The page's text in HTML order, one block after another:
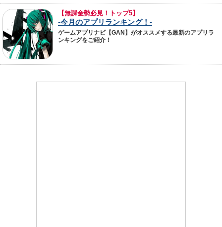
【無課金勢必見！トップ5】
-今月のアプリランキング！-
ゲームアプリナビ【GAN】がオススメする最新のアプリラ
ンキングをご紹介！